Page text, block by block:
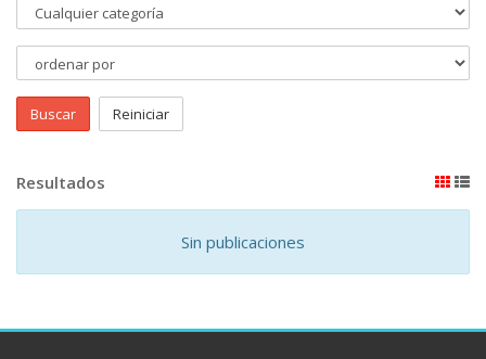
Buscar Reiniciar
Resultados
Sin publicaciones